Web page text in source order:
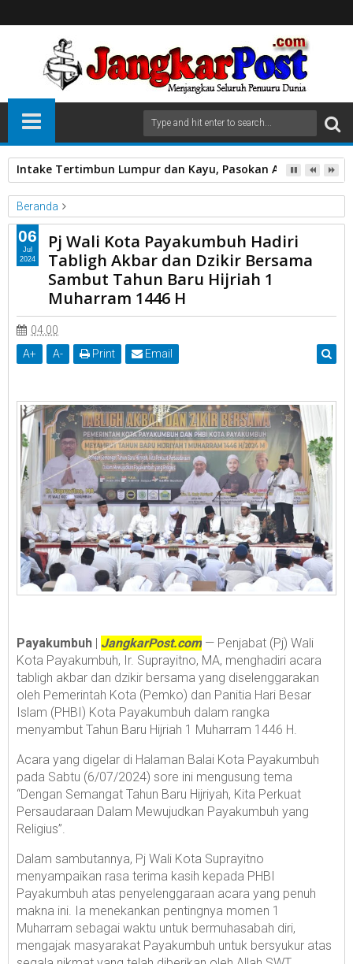
Intake Tertimbun Lumpur dan Kayu, Pasokan Air Bersih di
Beranda
Pj Wali Kota Payakumbuh Hadiri Tabligh Akbar dan Dzikir
Bersama Sambut Tahun Baru Hijriah 1 Muharram 1446 H
Pj Wali Kota Payakumbuh Hadiri Tabligh Akbar dan Dzikir
Pj Wali Kota Payakumbuh Hadiri
Tabligh Akbar dan Dzikir Bersama
Sambut Tahun Baru Hijriah 1
Muharram 1446 H
04.00
A+ A- Print Email
Payakumbuh | JangkarPost.com — Penjabat (Pj) Wali
Kota Payakumbuh, Ir. Suprayitno, MA, menghadiri acara
tabligh akbar dan dzikir bersama yang diselenggarakan
oleh Pemerintah Kota (Pemko) dan Panitia Hari Besar
Islam (PHBI) Kota Payakumbuh dalam rangka
menyambut Tahun Baru Hijriah 1 Muharram 1446 H.
Acara yang digelar di Halaman Balai Kota Payakumbuh
pada Sabtu (6/07/2024) sore ini mengusung tema
“Dengan Semangat Tahun Baru Hijriyah, Kita Perkuat
Persaudaraan Dalam Mewujudkan Payakumbuh yang
Religius”.
Dalam sambutannya, Pj Wali Kota Suprayitno
menyampaikan rasa terima kasih kepada PHBI
Payakumbuh atas penyelenggaraan acara yang penuh
makna ini. Ia menekankan pentingnya momen 1
Muharram sebagai waktu untuk bermuhasabah diri,
mengajak masyarakat Payakumbuh untuk bersyukur atas
06
Jul
2024